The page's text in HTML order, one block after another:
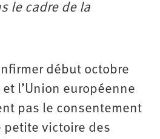
le cadre de la
début octobre
l’Union européenne
pas le consentement
petite victoire des